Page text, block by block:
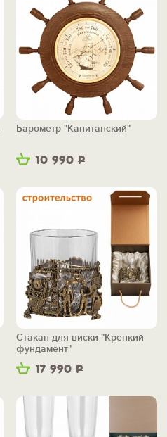
10 990 Р
Барометр "Капитанский"
17 990 Р
Стакан для виски "Крепкий
фундамент"